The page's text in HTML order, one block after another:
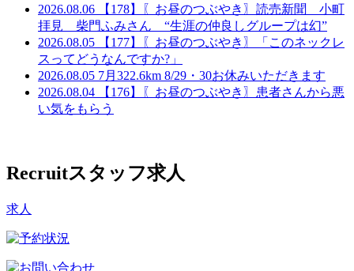
2026.08.06
【178】〖お昼のつぶやき〗読売新聞 小町
拝見 柴門ふみさん “生涯の仲良しグループは幻”
2026.08.05
【177】〖お昼のつぶやき〗「このネックレ
スってどうなんですか?」
2026.08.05 7月322.6km 8/29・30お休みいただきます
2026.08.04
【176】〖お昼のつぶやき〗患者さんから悪
い気をもらう
Recruitスタッフ求人
求人